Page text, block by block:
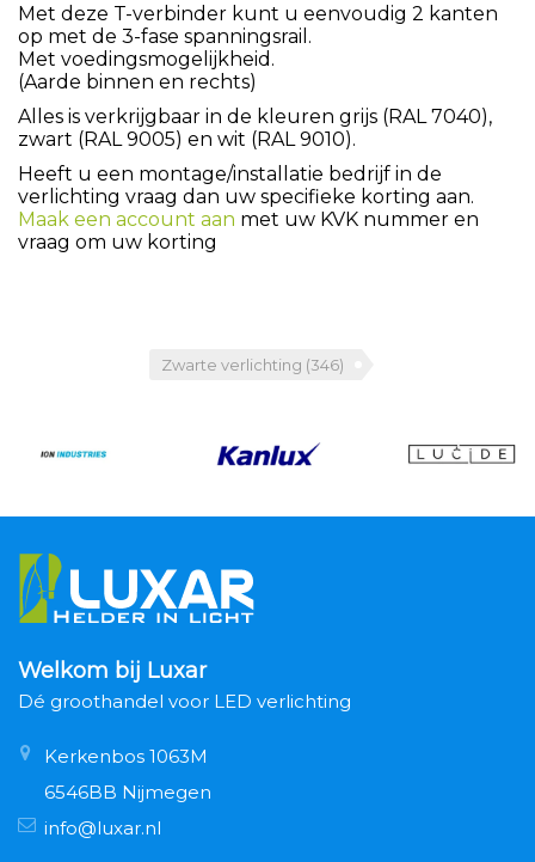
Met deze T-verbinder kunt u eenvoudig 2 kanten
op met de 3-fase spanningsrail.
Met voedingsmogelijkheid.
(Aarde binnen en rechts)
Alles is verkrijgbaar in de kleuren grijs (RAL 7040),
zwart (RAL 9005) en wit (RAL 9010).
Heeft u een montage/installatie bedrijf in de
verlichting vraag dan uw specifieke korting aan.
Maak een account aan met uw KVK nummer en
vraag om uw korting
Zwarte verlichting (346)
Welkom bij Luxar
Dé groothandel voor LED verlichting
Kerkenbos 1063M
6546BB Nijmegen
info@luxar.nl